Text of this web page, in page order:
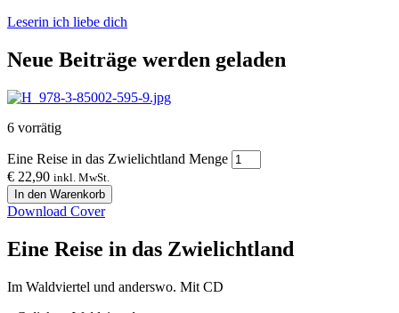
Leserin ich liebe dich
Neue Beiträge werden geladen
6 vorrätig
Eine Reise in das Zwielichtland Menge
€ 22,90 inkl. MwSt.
In den Warenkorb
Download Cover
Eine Reise in das Zwielichtland
Im Waldviertel und anderswo. Mit CD